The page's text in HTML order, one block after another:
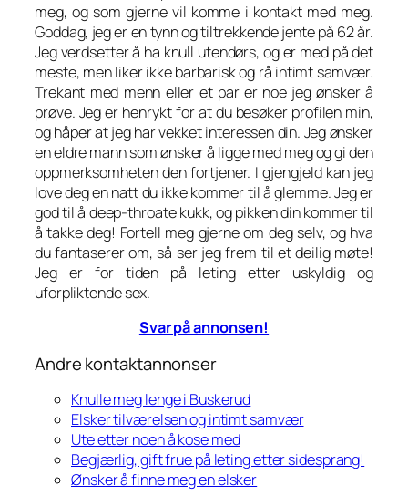
meg, og som gjerne vil komme i kontakt med meg.
Goddag, jeg er en tynn og tiltrekkende jente på 62 år.
Jeg verdsetter å ha knull utendørs, og er med på det
meste, men liker ikke barbarisk og rå intimt samvær.
Trekant med menn eller et par er noe jeg ønsker å
prøve. Jeg er henrykt for at du besøker profilen min,
og håper at jeg har vekket interessen din. Jeg ønsker
en eldre mann som ønsker å ligge med meg og gi den
oppmerksomheten den fortjener. I gjengjeld kan jeg
love deg en natt du ikke kommer til å glemme. Jeg er
god til å deep-throate kukk, og pikken din kommer til
å takke deg! Fortell meg gjerne om deg selv, og hva
du fantaserer om, så ser jeg frem til et deilig møte!
Jeg er for tiden på leting etter uskyldig og
uforpliktende sex.
Svar på annonsen!
Andre kontaktannonser
Knulle meg lenge i Buskerud
Elsker tilværelsen og intimt samvær
Ute etter noen å kose med
Begjærlig, gift frue på leting etter sidesprang!
Ønsker å finne meg en elsker